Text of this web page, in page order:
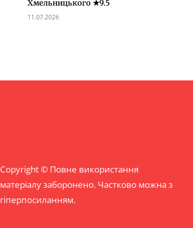
Хмельницького ★9.5
11.07.2026
Copyright © Повне використання
матеріалу заборонено. Частково можна з
гіперпосиланням.